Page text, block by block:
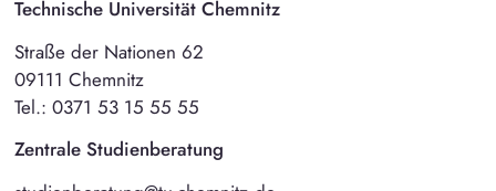
Technische Universität Chemnitz
Straße der Nationen 62
09111 Chemnitz
Tel.: 0371 53 15 55 55
Zentrale Studienberatung